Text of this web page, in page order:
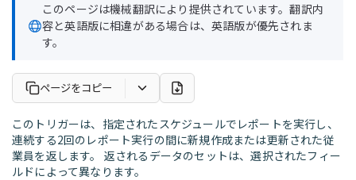
このページは機械翻訳により提供されています。翻訳内
容と英語版に相違がある場合は、英語版が優先されま
す。
ページをコピー
このトリガーは、指定されたスケジュールでレポートを実行し、
連続する2回のレポート実行の間に新規作成または更新された従
業員を返します。 返されるデータのセットは、選択されたフィー
ルドによって異なります。